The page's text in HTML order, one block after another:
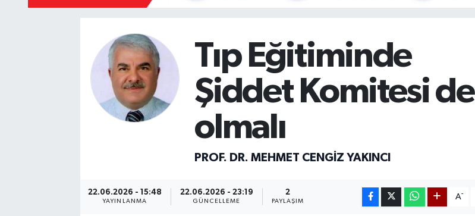
Tıp Eğitiminde
Şiddet Komitesi de
olmalı
PROF. DR. MEHMET CENGIZ YAKINCI
22.06.2026 - 15:48
YAYINLANMA
22.06.2026 - 23:19
GÜNCELLEME
2
PAYLAŞIM
A-